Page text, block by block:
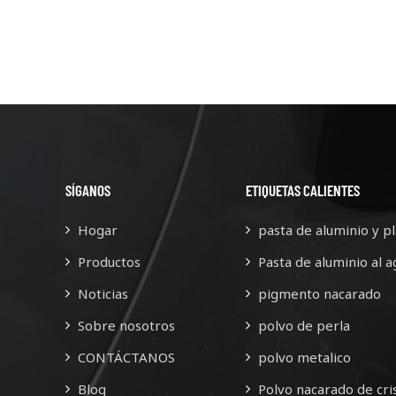
SÍGANOS
Hogar
Productos
Noticias
Sobre nosotros
CONTÁCTANOS
Blog
ETIQUETAS CALIENTES
pasta de aluminio y
Pasta de aluminio al
pigmento nacarado
polvo de perla
polvo metalico
Polvo nacarado de